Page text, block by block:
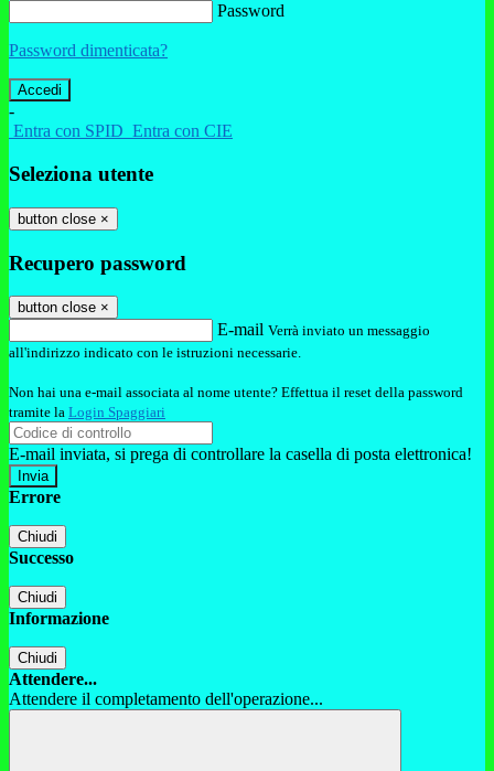
Password
Password dimenticata?
-
Entra con SPID Entra con CIE
Seleziona utente
button close ×
Recupero password
button close ×
E-mail Verrà inviato un messaggio
all'indirizzo indicato con le istruzioni necessarie.
Non hai una e-mail associata al nome utente? Effettua il reset della password
tramite la Login Spaggiari
E-mail inviata, si prega di controllare la casella di posta elettronica!
Errore
Chiudi
Successo
Chiudi
Informazione
Chiudi
Attendere...
Attendere il completamento dell'operazione...